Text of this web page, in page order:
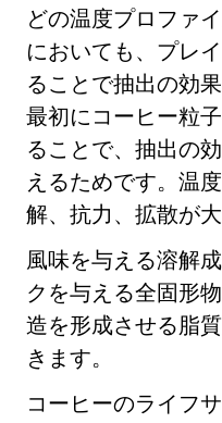
どの温度プロファ
においても、プレ
ることで抽出の効
最初にコーヒー粒
ることで、抽出の
えるためです。温
解、抗力、拡散が
風味を与える溶解
クを与える全固形
造を形成させる脂
きます。
コーヒーのライフ
ニュース
ダウンロード
もっと見る